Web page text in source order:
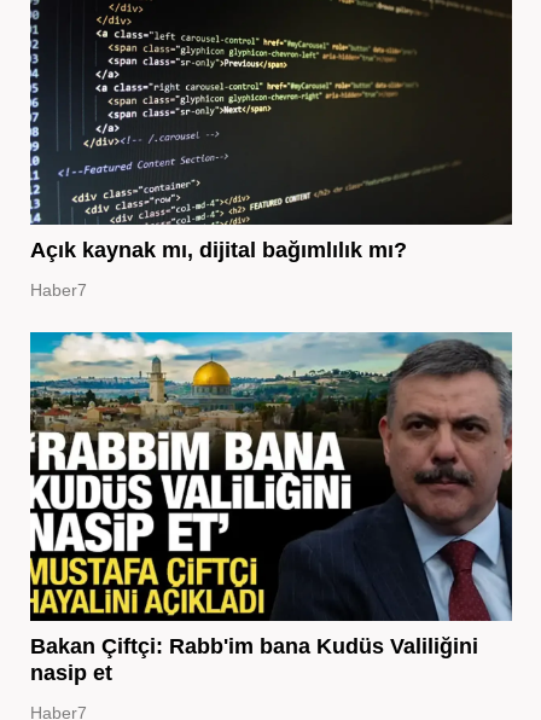
Açık kaynak mı, dijital bağımlılık mı?
Haber7
Bakan Çiftçi: Rabb'im bana Kudüs Valiliğini
nasip et
Haber7